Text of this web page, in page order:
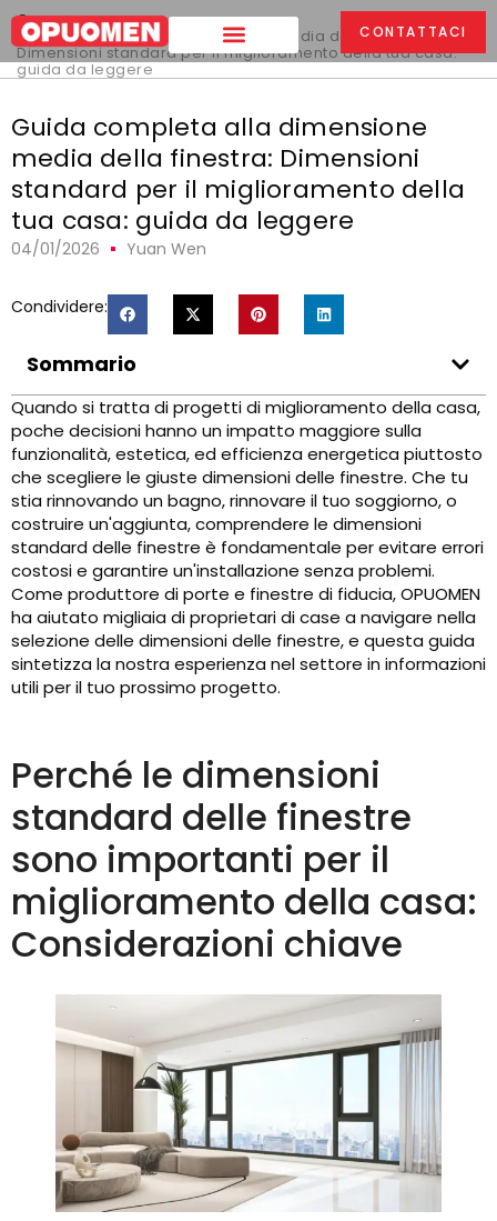
CONTATTACI
Casa >
Guida completa alla dimensione media della finestra:
Dimensioni standard per il miglioramento della tua casa:
guida da leggere
Guida completa alla dimensione
media della finestra: Dimensioni
standard per il miglioramento della
tua casa: guida da leggere
04/01/2026 Yuan Wen
Condividere:
Sommario
Quando si tratta di progetti di miglioramento della casa,
poche decisioni hanno un impatto maggiore sulla
funzionalità, estetica, ed efficienza energetica piuttosto
che scegliere le giuste dimensioni delle finestre. Che tu
stia rinnovando un bagno, rinnovare il tuo soggiorno, o
costruire un'aggiunta, comprendere le dimensioni
standard delle finestre è fondamentale per evitare errori
costosi e garantire un'installazione senza problemi.
Come produttore di porte e finestre di fiducia, OPUOMEN
ha aiutato migliaia di proprietari di case a navigare nella
selezione delle dimensioni delle finestre, e questa guida
sintetizza la nostra esperienza nel settore in informazioni
utili per il tuo prossimo progetto.
Perché le dimensioni
standard delle finestre
sono importanti per il
miglioramento della casa:
Considerazioni chiave